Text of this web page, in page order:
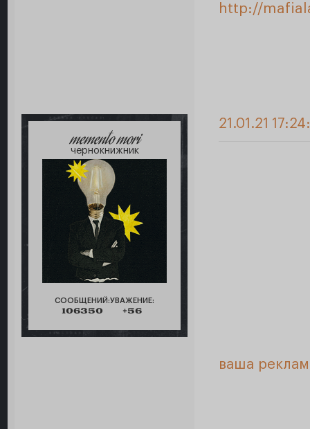
http://
memento mori
чернокнижник
СООБЩЕНИЙ:
106350
УВАЖЕНИЕ:
+56
21.01.21
ваша